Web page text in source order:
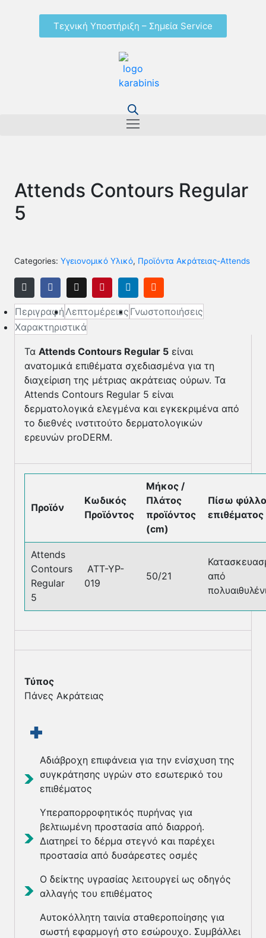
Τεχνική Υποστήριξη – Σημεία Service
Attends Contours Regular
5
Categories: Yγειονομικό Yλικό, Προϊόντα Ακράτειας-Attends
Περιγραφή Λεπτομέρειες Γνωστοποιήσεις
Χαρακτηριστικά
ΤαAttends Contours Regular 5 είναι
ανατομικά επιθέματα σχεδιασμένα για τη
διαχείριση της μέτριας ακράτειας ούρων. Τα
Attends Contours Regular 5 είναι
δερματολογικά ελεγμένα και εγκεκριμένα από
το διεθνές ινστιτούτο δερματολογικών
ερευνών proDERM.
Προϊόν
Κωδικός
Προϊόντος
Μήκος /
Πλάτος
προϊόντος
(cm)
Πίσω
επιθέματος
Attends
Contours
Regular
5
ATT-YP-
019
50/21
από
Τύπος
Πάνες Ακράτειας
Αδιάβροχη επιφάνεια για την ενίσχυση της
συγκράτησης υγρών στο εσωτερικό του
επιθέματος
Υπεραπορροφητικός πυρήνας για
βελτιωμένη προστασία από διαρροή.
Διατηρεί το δέρμα στεγνό και παρέχει
προστασία από δυσάρεστες οσμές
Ο δείκτης υγρασίας λειτουργεί ως οδηγός
αλλαγής του επιθέματος
Αυτοκόλλητη ταινία σταθεροποίησης για
σωστή εφαρμογή στο εσώρουχο. Συμβάλλει